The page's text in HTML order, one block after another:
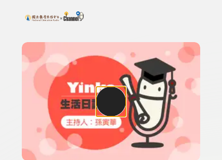
上方功能區塊
搜尋關鍵字：可輸入節目名稱、主持人或關鍵字